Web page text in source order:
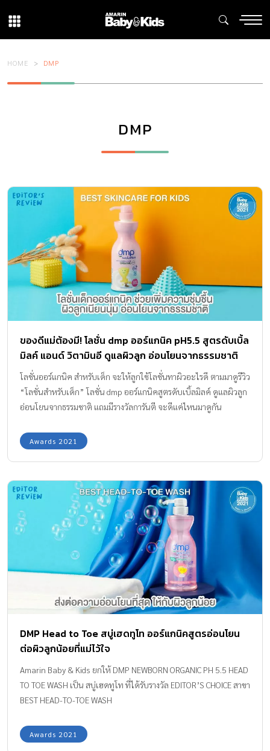
HOME DMP
DMP
ของดีแม่ต้องมี! โลชั่น dmp ออร์แกนิค pH5.5 สูตรดับเบิ้ล
มิลค์ แอนด์ วิตามินอี ดูแลผิวลูก อ่อนโยนจากธรรมชาติ
โลชั่นออร์แกนิค สำหรับเด็ก จะให้ลูกใช้โลชั่นทาผิวอะไรดี ตามมาดูรีวิว
“โลชั่นสำหรับเด็ก” โลชั่น dmp ออร์แกนิคสูตรดับเบิ้ลมิลค์ ดูแลผิวลูก
อ่อนโยนจากธรรมชาติ แถมมีรางวัลการันตี จะดีแค่ไหนมาดูกัน
Awards 2021
DMP Head to Toe สบู่เฮดทูโท ออร์แกนิคสูตรอ่อนโยน
ต่อผิวลูกน้อยที่แม่ไว้ใจ
Amarin Baby & Kids ยกให้ DMP NEWBORN ORGANIC PH 5.5 HEAD
TO TOE WASH เป็น สบู่เฮดทูโท ที่ได้รับรางวัล EDITOR’S CHOICE สาขา
BEST HEAD-TO-TOE WASH
Awards 2021